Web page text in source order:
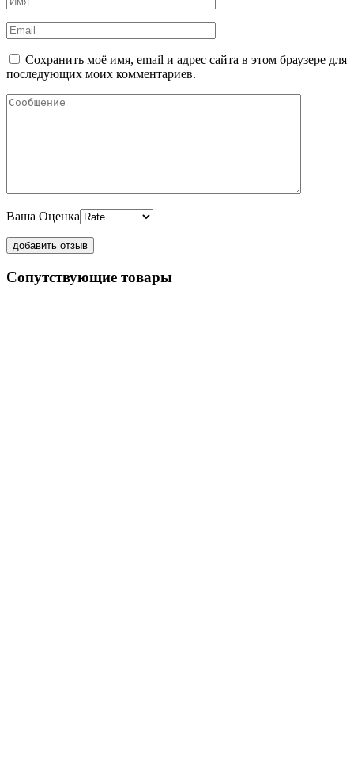
Сохранить моё имя, email и адрес сайта в этом браузере для
последующих моих комментариев.
Ваша Оценка
Сопутствующие товары